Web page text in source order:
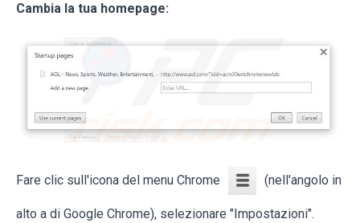
Cambia la tua homepage:
Fare clic sull'icona del menu Chrome (nell'angolo in
alto a di Google Chrome), selezionare "Impostazioni".